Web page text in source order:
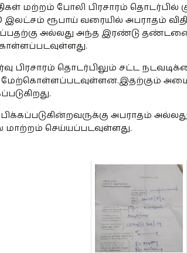
மற்றம் போலி பிரசாரம் தொடர்பில்
இலட்சம் ரூபாய் வரையில் அபராதம்
அல்லது அந்த இரண்டு
பிரசாரம் தொடர்பிலும் சட்ட
மேற்கொள்ளப்படவுள்ளன.இதற்கும்
அபராதம்
செய்யப்படவுள்ளது.